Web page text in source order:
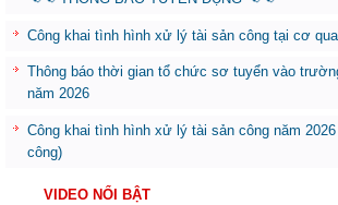
Công khai tình hình xử lý tài sản công tại cơ
Thông báo thời gian tổ chức sơ tuyển vào
năm 2026
Công khai tình hình xử lý tài sản công năm
công)
VIDEO NỔI BẬT